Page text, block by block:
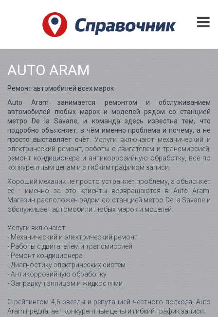
AUTO ARAM
Ремонт автомобилей всех марок
Auto Aram занимается ремонтом и обслуживанием
автомобилей любых марок и моделей рядом со станцией
метро De la Savane, и команда здесь известна тем, что
подробно объясняет, в чём именно проблема и почему, а не
просто выставляет счёт.
Услуги включают механический и
электрический ремонт, работы с двигателем и трансмиссией,
ремонт кондиционера и антикоррозийную обработку, всё по
конкурентным ценам и с гибким графиком записи.
Хороший механик не просто устраняет проблему, а объясняет
её - именно за это клиенты возвращаются в Auto Aram.
Магазин расположен рядом со станцией метро De la Savane и
обслуживает автомобили любых марок и моделей.
Услуги включают:
- Механический и электрический ремонт
- Работы с двигателем и трансмиссией
- Ремонт кондиционера
- Диагностику электрических систем
- Антикоррозийную обработку
- Заправку топливом и жидкостями
С рейтингом 4,6 звезды и репутацией честного подхода, Auto
Aram предлагает конкурентные цены и гибкий график записи.